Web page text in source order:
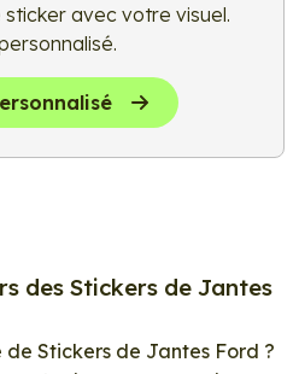
avec votre visuel.
des Stickers de Jantes
Stickers de Jantes Ford ?